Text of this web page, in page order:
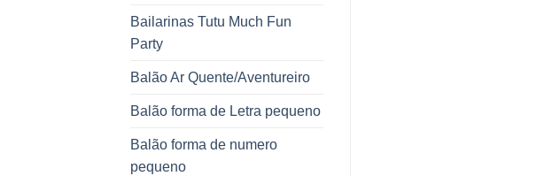
Bailarinas Tutu Much Fun
Party
Balão Ar Quente/Aventureiro
Balão forma de Letra pequeno
Balão forma de numero
pequeno